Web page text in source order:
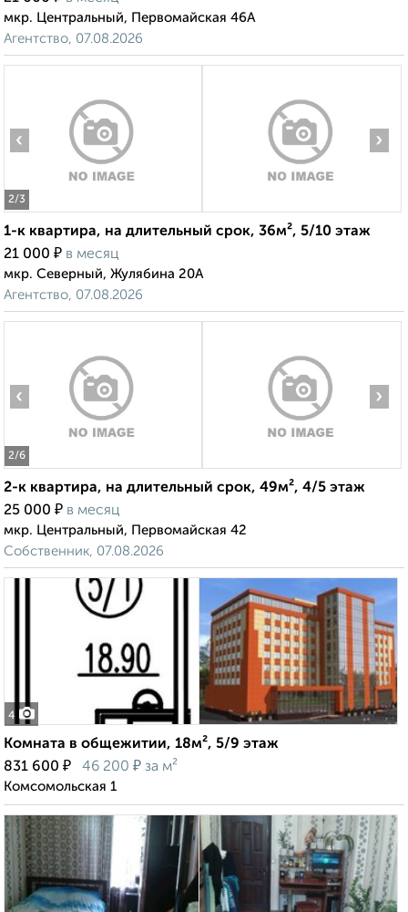
мкр. Центральный, Первомайская 46А
Агентство, 07.08.2026
2/3
‹ ›
1-к квартира, на длительный срок, 36м², 5/10 этаж
21 000 ₽ в месяц
мкр. Северный, Жулябина 20А
Агентство, 07.08.2026
2/6
‹ ›
2-к квартира, на длительный срок, 49м², 4/5 этаж
25 000 ₽ в месяц
мкр. Центральный, Первомайская 42
Собственник, 07.08.2026
4
Комната в общежитии, 18м², 5/9 этаж
831 600 ₽ 46 200 ₽ за м²
Комсомольская 1